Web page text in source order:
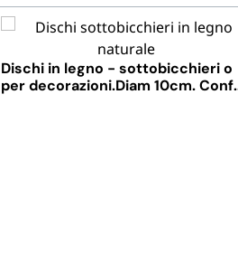
Dischi in legno - sottobicchieri o
per decorazioni.Diam 10cm. Conf.